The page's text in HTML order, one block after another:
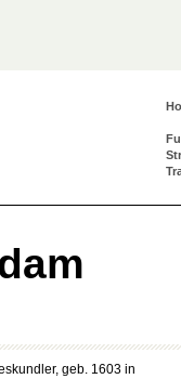
geb. 1603 in